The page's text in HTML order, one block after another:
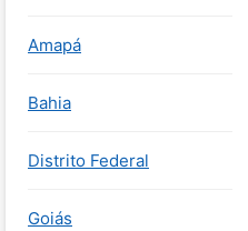
Amapá
Bahia
Distrito Federal
Goiás